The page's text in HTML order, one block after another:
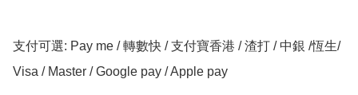
支付可選: Pay me / 轉數快 / 支付寶香港 / 渣打 / 中銀 /恆生/
Visa / Master / Google pay / Apple pay